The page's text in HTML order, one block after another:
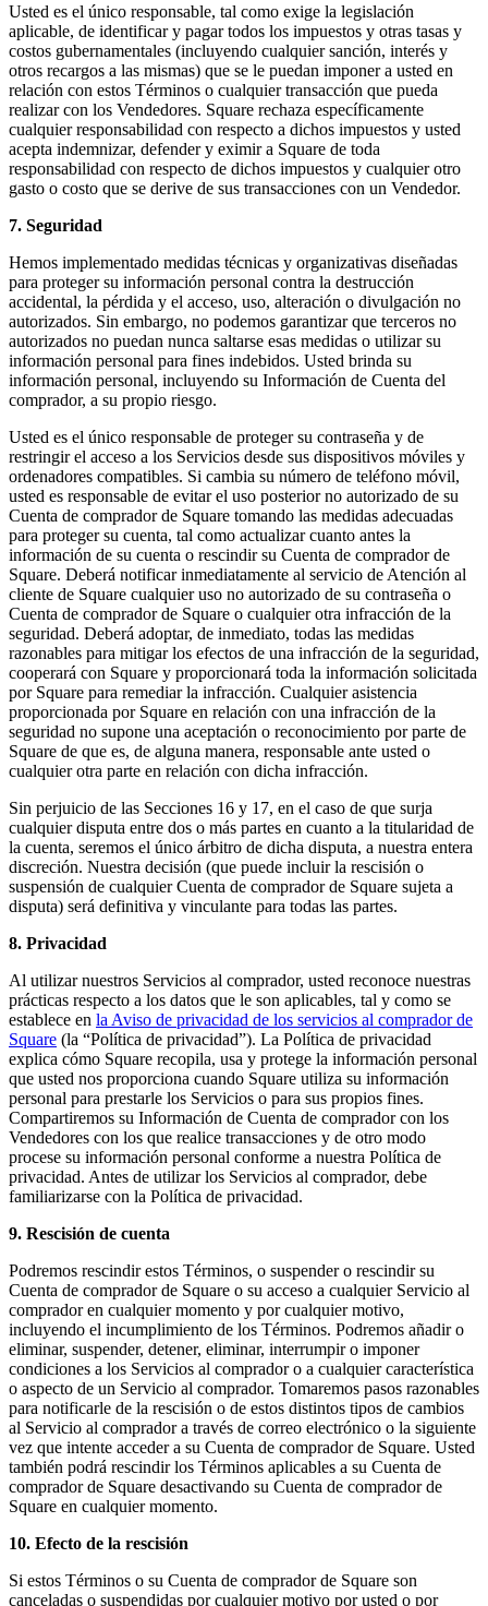
Usted es el único responsable, tal como exige la legislación
aplicable, de identificar y pagar todos los impuestos y otras tasas y
costos gubernamentales (incluyendo cualquier sanción, interés y
otros recargos a las mismas) que se le puedan imponer a usted en
relación con estos Términos o cualquier transacción que pueda
realizar con los Vendedores. Square rechaza específicamente
cualquier responsabilidad con respecto a dichos impuestos y usted
acepta indemnizar, defender y eximir a Square de toda
responsabilidad con respecto de dichos impuestos y cualquier otro
gasto o costo que se derive de sus transacciones con un Vendedor.
7. Seguridad
Hemos implementado medidas técnicas y organizativas diseñadas
para proteger su información personal contra la destrucción
accidental, la pérdida y el acceso, uso, alteración o divulgación no
autorizados. Sin embargo, no podemos garantizar que terceros no
autorizados no puedan nunca saltarse esas medidas o utilizar su
información personal para fines indebidos. Usted brinda su
información personal, incluyendo su Información de Cuenta del
comprador, a su propio riesgo.
Usted es el único responsable de proteger su contraseña y de
restringir el acceso a los Servicios desde sus dispositivos móviles y
ordenadores compatibles. Si cambia su número de teléfono móvil,
usted es responsable de evitar el uso posterior no autorizado de su
Cuenta de comprador de Square tomando las medidas adecuadas
para proteger su cuenta, tal como actualizar cuanto antes la
información de su cuenta o rescindir su Cuenta de comprador de
Square. Deberá notificar inmediatamente al servicio de Atención al
cliente de Square cualquier uso no autorizado de su contraseña o
Cuenta de comprador de Square o cualquier otra infracción de la
seguridad. Deberá adoptar, de inmediato, todas las medidas
razonables para mitigar los efectos de una infracción de la seguridad,
cooperará con Square y proporcionará toda la información solicitada
por Square para remediar la infracción. Cualquier asistencia
proporcionada por Square en relación con una infracción de la
seguridad no supone una aceptación o reconocimiento por parte de
Square de que es, de alguna manera, responsable ante usted o
cualquier otra parte en relación con dicha infracción.
Sin perjuicio de las Secciones 16 y 17, en el caso de que surja
cualquier disputa entre dos o más partes en cuanto a la titularidad de
la cuenta, seremos el único árbitro de dicha disputa, a nuestra entera
discreción. Nuestra decisión (que puede incluir la rescisión o
suspensión de cualquier Cuenta de comprador de Square sujeta a
disputa) será definitiva y vinculante para todas las partes.
8. Privacidad
Al utilizar nuestros Servicios al comprador, usted reconoce nuestras
prácticas respecto a los datos que le son aplicables, tal y como se
establece en la Aviso de privacidad de los servicios al comprador de
Square (la “Política de privacidad”). La Política de privacidad
explica cómo Square recopila, usa y protege la información personal
que usted nos proporciona cuando Square utiliza su información
personal para prestarle los Servicios o para sus propios fines.
Compartiremos su Información de Cuenta de comprador con los
Vendedores con los que realice transacciones y de otro modo
procese su información personal conforme a nuestra Política de
privacidad. Antes de utilizar los Servicios al comprador, debe
familiarizarse con la Política de privacidad.
9. Rescisión de cuenta
Podremos rescindir estos Términos, o suspender o rescindir su
Cuenta de comprador de Square o su acceso a cualquier Servicio al
comprador en cualquier momento y por cualquier motivo,
incluyendo el incumplimiento de los Términos. Podremos añadir o
eliminar, suspender, detener, eliminar, interrumpir o imponer
condiciones a los Servicios al comprador o a cualquier característica
o aspecto de un Servicio al comprador. Tomaremos pasos razonables
para notificarle de la rescisión o de estos distintos tipos de cambios
al Servicio al comprador a través de correo electrónico o la siguiente
vez que intente acceder a su Cuenta de comprador de Square. Usted
también podrá rescindir los Términos aplicables a su Cuenta de
comprador de Square desactivando su Cuenta de comprador de
Square en cualquier momento.
10. Efecto de la rescisión
Si estos Términos o su Cuenta de comprador de Square son
canceladas o suspendidas por cualquier motivo por usted o por